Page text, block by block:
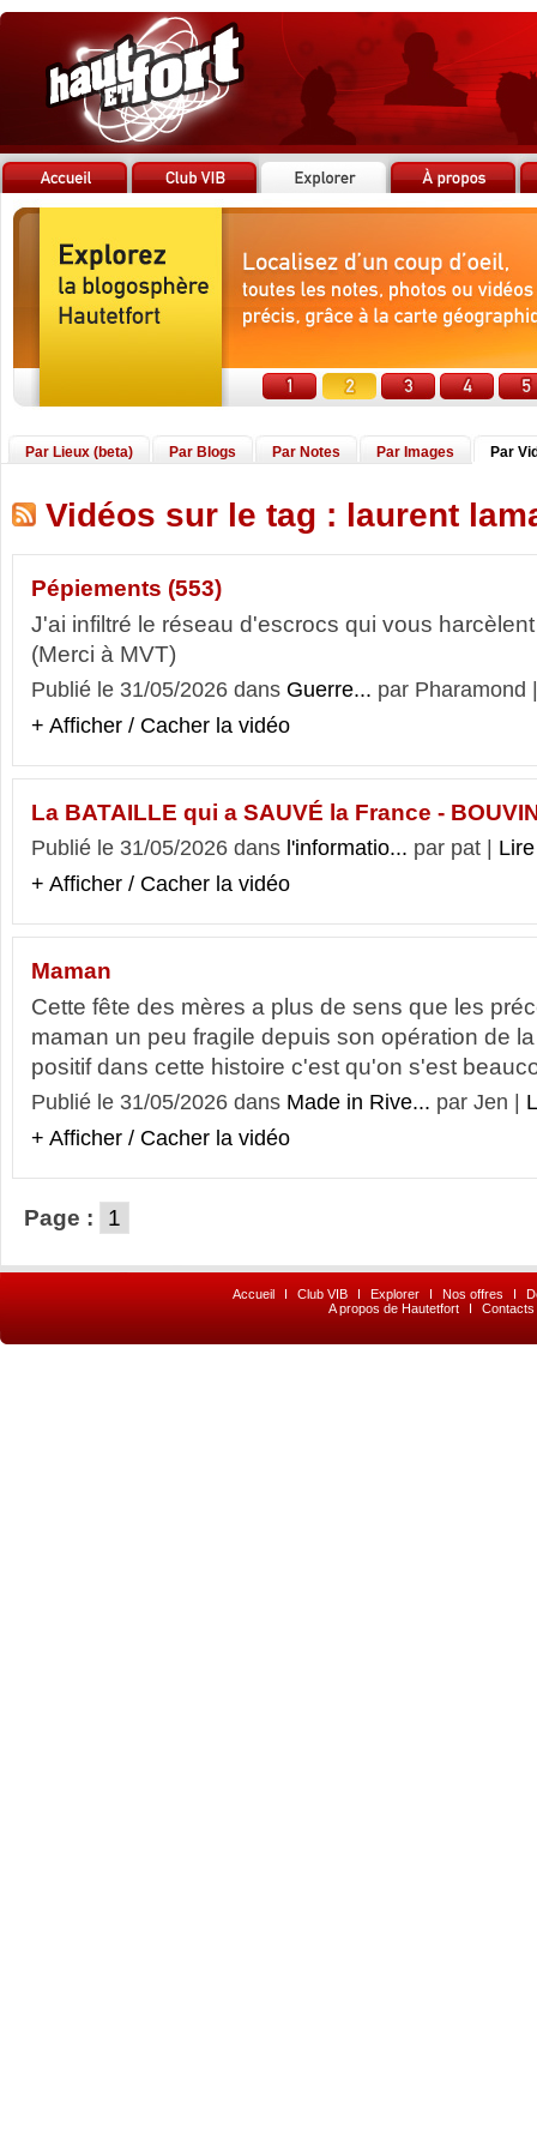
Par Lieux (beta) Par Blogs Par Notes Par Images Par
Vidéos sur le tag : laurent
Pépiements (553)
J'ai infiltré le réseau d'escrocs qui vous
(Merci à MVT)
Publié le 31/05/2026 dans Guerre... par Pharamond
+ Afficher / Cacher la vidéo
La BATAILLE qui a SAUVÉ la France -
Publié le 31/05/2026 dans l'informatio... par pat |
+ Afficher / Cacher la vidéo
Maman
Cette fête des mères a plus de sens que les
maman un peu fragile depuis son opération de
positif dans cette histoire c'est qu'on s'est
Publié le 31/05/2026 dans Made in Rive... par Jen |
+ Afficher / Cacher la vidéo
Page : 1
Accueil I Club VIB I Explorer I Nos offres I
A propos de Hautetfort
I Contacts